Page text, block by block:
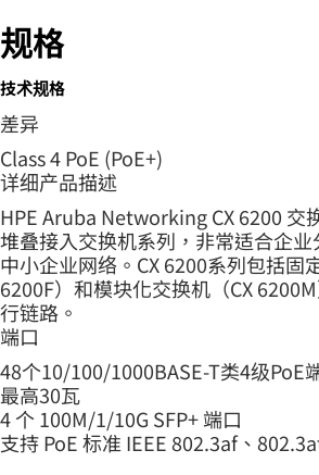
规格
技术规格
差异
Class 4 PoE (PoE+)
详细产品描述
HPE Aruba Networking CX 6200 交
堆叠接入交换机系列，非常适合企
中小企业网络。CX 6200系列包括固
6200F）和模块化交换机（CX
行链路。
端口
48个10/100/1000BASE-T类4级PoE
最高30瓦
4 个 100M/1/10G SFP+ 端口
支持 PoE 标准 IEEE 802.3af、